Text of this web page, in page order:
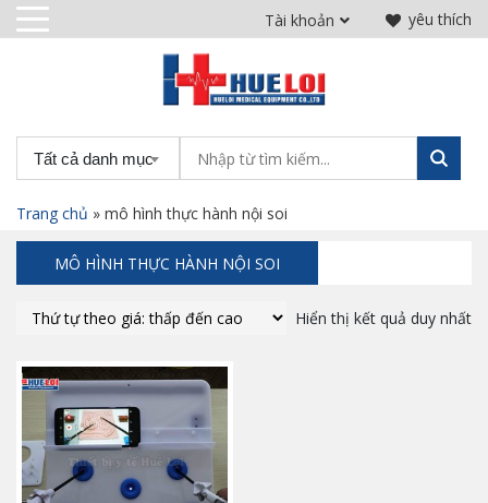
yêu thích
Tài khoản
Tất cả danh mục
Trang chủ » mô hình thực hành nội soi
MÔ HÌNH THỰC HÀNH NỘI SOI
Hiển thị kết quả duy nhất